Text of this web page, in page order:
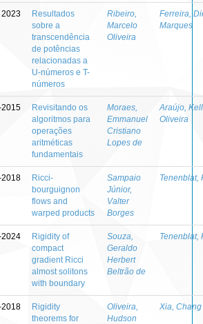
2023
Resultados
sobre a
transcendência
de potências
relacionadas a
U-números e T-
números
Ribeiro,
Marcelo
Oliveira
Ferreira,
Marques
Revisitando os
algoritmos para
operações
aritméticas
fundamentais
Moraes,
Emmanuel
Cristiano
Lopes de
Araújo,
Oliveira
Ricci-
bourguignon
flows and
warped products
Sampaio
Júnior,
Valter
Borges
Tenenblat,
Rigidity of
compact
gradient Ricci
almost solitons
with boundary
Souza,
Geraldo
Herbert
Beltrão de
Tenenblat,
Rigidity
theorems for
Oliveira,
Hudson
Xia,